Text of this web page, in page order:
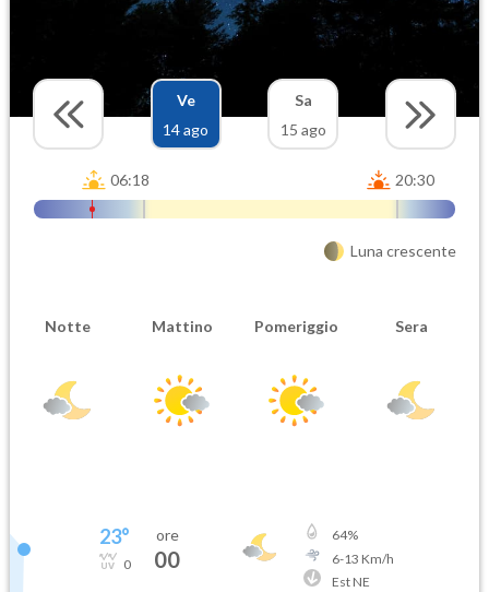
Ve
14 ago
Sa
15 ago
06:18 20:30
Luna crescente
Notte Mattino Pomeriggio Sera
23°
0
ore
00
64%
6-13 Km/h
Est NE